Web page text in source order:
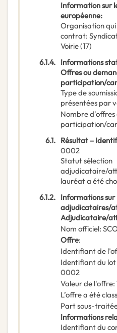
Information sur
européenne:
Organisation qui
contrat:
Voirie (17)
6.1.4. Informations
Offres ou
participation/
Type de
présentées par
Nombre d'offres
participation/
6.1. Résultat –
0002
Statut sélection
adjudicataire/
lauréat a été
6.1.2. Informations sur
adjudicataires/
Adjudicataire/
Nom officiel:
Offre:
Identifiant de
Identifiant du lot
0002
Valeur de l'offre:
L’offre a été
Part sous-
Informations
Identifiant du